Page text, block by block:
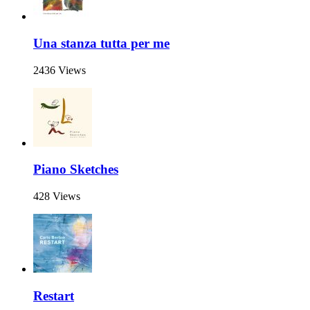
Una stanza tutta per me
2436 Views
Piano Sketches
428 Views
Restart